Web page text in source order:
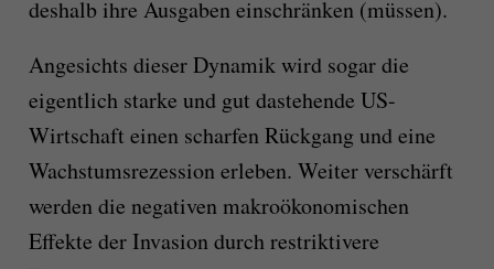
deshalb ihre Ausgaben einschränken (müssen).
Angesichts dieser Dynamik wird sogar die
eigentlich starke und gut dastehende US-
Wirtschaft einen scharfen Rückgang und eine
Wachstumsrezession erleben. Weiter verschärft
werden die negativen makroökonomischen
Effekte der Invasion durch restriktivere